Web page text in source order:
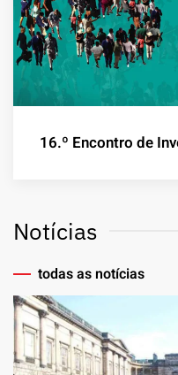
16.º Encontro de
Notícias
todas as notícias